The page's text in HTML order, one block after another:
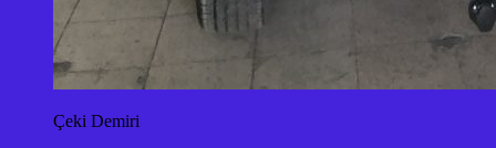
Çeki Demiri